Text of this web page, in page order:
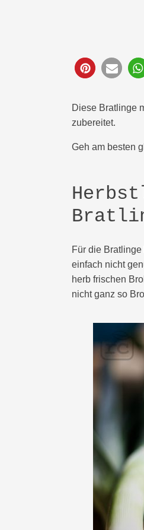
445
Diese Bratlinge
zubereitet.
Geh am besten
Für die
einfach nicht
herb frischen
nicht ganz so